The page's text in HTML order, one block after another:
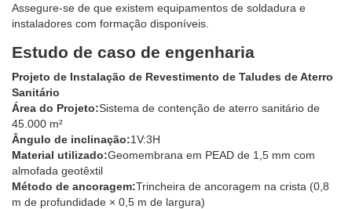
Assegure-se de que existem equipamentos de soldadura e
instaladores com formação disponíveis.
Estudo de caso de engenharia
Projeto de Instalação de Revestimento de Taludes de Aterro
Sanitário
Área do Projeto:Sistema de contenção de aterro sanitário de
45.000 m²
Ângulo de inclinação:1V:3H
Material utilizado:Geomembrana em PEAD de 1,5 mm com
almofada geotêxtil
Método de ancoragem:Trincheira de ancoragem na crista (0,8
m de profundidade × 0,5 m de largura)